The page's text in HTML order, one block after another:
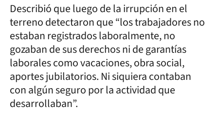
Describió que luego de la irrupción en el
terreno detectaron que “los trabajadores no
estaban registrados laboralmente, no
gozaban de sus derechos ni de garantías
laborales como vacaciones, obra social,
aportes jubilatorios. Ni siquiera contaban
con algún seguro por la actividad que
desarrollaban”.